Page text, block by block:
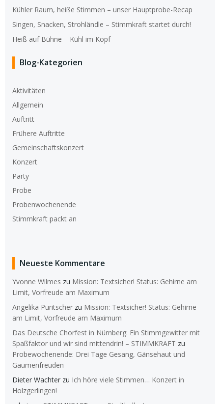
Kühler Raum, heiße Stimmen – unser Hauptprobe-Recap
Singen, Snacken, Strohländle – Stimmkraft startet durch!
Heiß auf Bühne – Kühl im Kopf
Blog-Kategorien
Aktivitäten
Allgemein
Auftritt
Frühere Auftritte
Gemeinschaftskonzert
Konzert
Party
Probe
Probenwochenende
Stimmkraft packt an
Neueste Kommentare
Yvonne Wilmes zu Mission: Textsicher! Status: Gehirne am
Limit, Vorfreude am Maximum
Angelika Puritscher zu Mission: Textsicher! Status: Gehirne
am Limit, Vorfreude am Maximum
Das Deutsche Chorfest in Nürnberg: Ein Stimmgewitter mit
Spaßfaktor und wir sind mittendrin! – STIMMKRAFT zu
Probewochenende: Drei Tage Gesang, Gänsehaut und
Gaumenfreuden
Dieter Wachter zu Ich höre viele Stimmen… Konzert in
Holzgerlingen!